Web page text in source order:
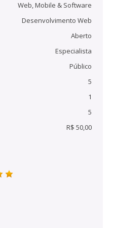
Web, Mobile & Software
Desenvolvimento Web
Aberto
Especialista
Público
5
1
5
R$ 50,00